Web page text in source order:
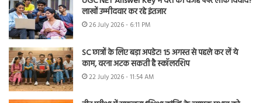
लाखों उम्मीदवार कर रहे इंतजार
26 July 2026 - 6:11 PM
SC छात्रों के लिए बड़ा अपडेट! 15 अगस्त से पहले कर लें ये
काम, वरना अटक सकती है स्कॉलरशिप
22 July 2026 - 11:54 AM